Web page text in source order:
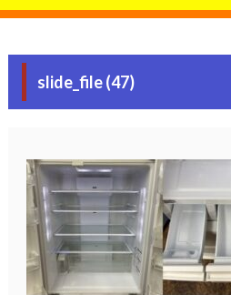
slide_file (47)